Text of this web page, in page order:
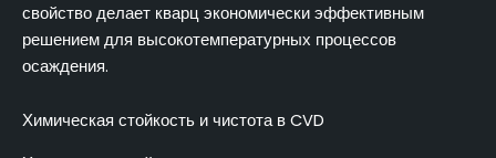
свойство делает кварц экономически эффективным
решением для высокотемпературных процессов
осаждения.
Химическая стойкость и чистота в CVD